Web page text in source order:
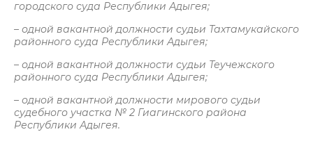
городского суда Республики Адыгея;
– одной вакантной должности судьи Тахтамукайского
районного суда Республики Адыгея;
– одной вакантной должности судьи Теучежского
районного суда Республики Адыгея;
– одной вакантной должности мирового судьи
судебного участка № 2 Гиагинского района
Республики Адыгея.